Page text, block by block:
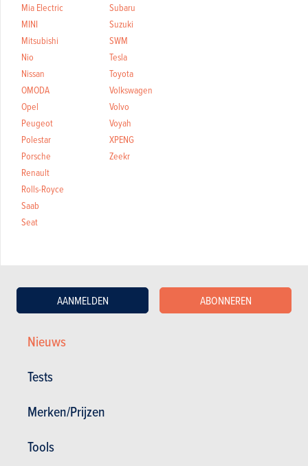
Nieuws
Tests
Merken/Prijzen
Tools
AANMELDEN ABONNEREN
Mia Electric
MINI
Mitsubishi
Nio
Nissan
OMODA
Opel
Peugeot
Polestar
Porsche
Renault
Rolls-Royce
Saab
Seat
Subaru
Suzuki
SWM
Tesla
Toyota
Volkswagen
Volvo
Voyah
XPENG
Zeekr